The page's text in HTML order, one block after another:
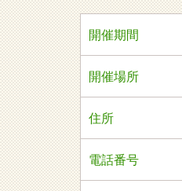
開催期間
開催場所
住所
電話番号